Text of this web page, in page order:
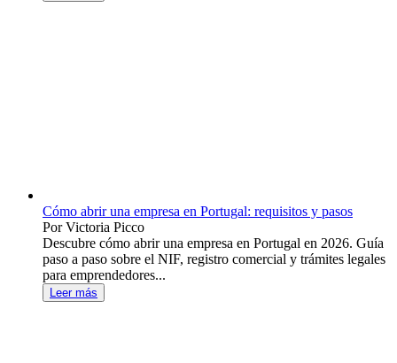
Cómo abrir una empresa en Portugal: requisitos y pasos
Por Victoria Picco
Descubre cómo abrir una empresa en Portugal en 2026. Guía
paso a paso sobre el NIF, registro comercial y trámites legales
para emprendedores...
Leer más